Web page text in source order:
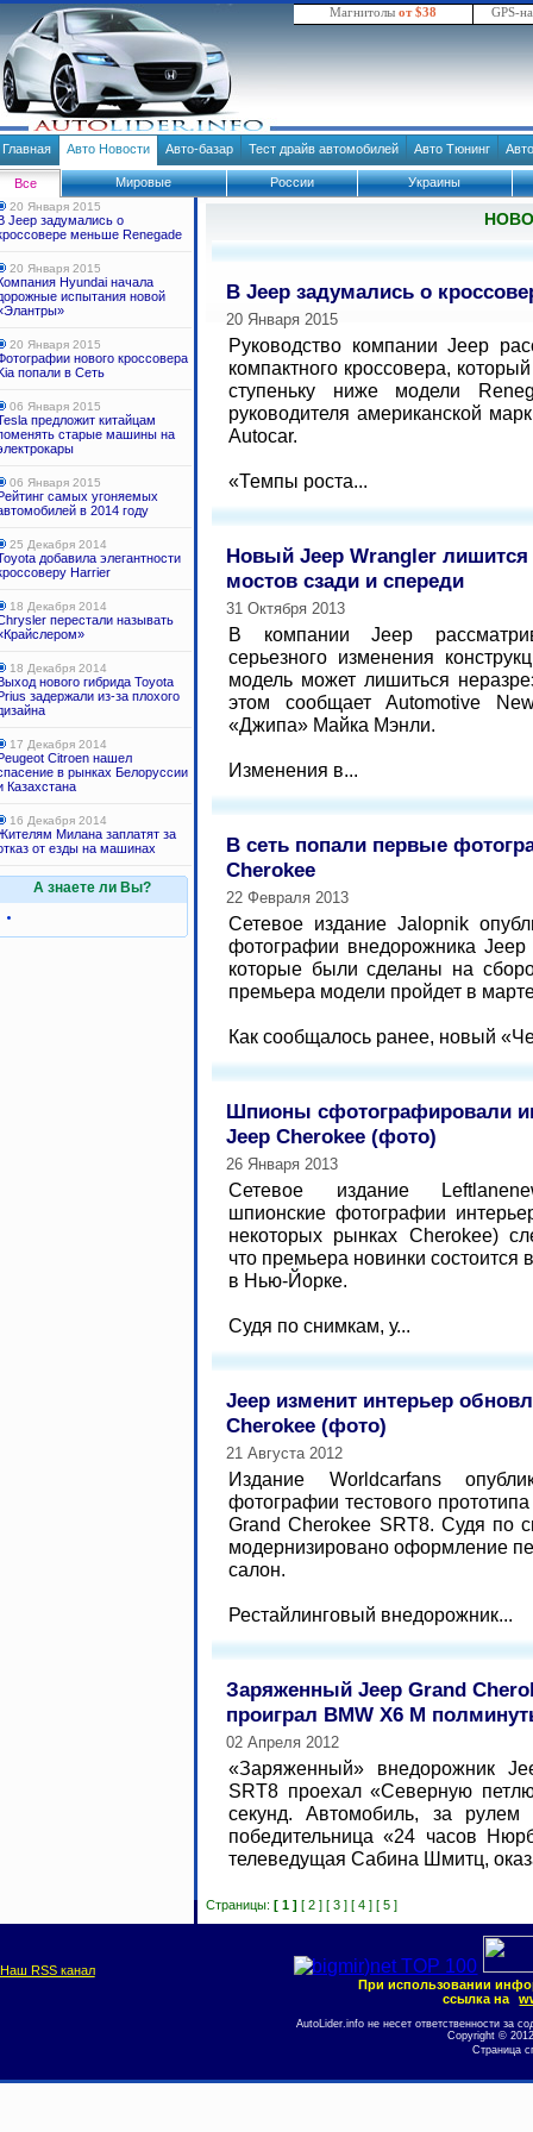
Магнитолы от $38 GPS-
Главная Авто Новости Авто-базар Тест драйв автомобилей Авто Тюнинг
Все Мировые России Украины
20 Января 2015
Jeep задумались о
меньше Renegade
20 Января 2015
Hyundai начала
испытания новой
20 Января 2015
нового кроссовера
попали в Сеть
06 Января 2015
предложит китайцам
старые машины на
06 Января 2015
самых угоняемых
в 2014 году
25 Декабря 2014
добавила элегантности
Harrier
18 Декабря 2014
перестали называть
18 Декабря 2014
нового гибрида Toyota
задержали из-за плохого
17 Декабря 2014
Citroen нашел
в рынках Белоруссии
Казахстана
16 Декабря 2014
Милана заплатят за
от езды на машинах
А знаете ли Вы?
В Jeep задумались о
20 Января 2015
Руководство компании Jeep
компактного кроссовера,
ступеньку ниже модели
руководителя американской
Autocar.
«Темпы роста...
Новый Jeep Wrangler лишится
мостов сзади и спереди
31 Октября 2013
В компании Jeep
серьезного изменения
модель может лишиться
этом сообщает Automotive
«Джипа» Майка Мэнли.
Изменения в...
В сеть попали первые
Cherokee
22 Февраля 2013
Сетевое издание Jalopnik
фотографии внедорожника
которые были сделаны на
премьера модели пройдет в
Как сообщалось ранее, новый
Шпионы сфотографировали
Jeep Cherokee (фото)
26 Января 2013
Сетевое издание
шпионские фотографии
некоторых рынках Cherokee)
что премьера новинки
в Нью-Йорке.
Судя по снимкам, у...
Jeep изменит интерьер
Cherokee (фото)
21 Августа 2012
Издание Worldcarfans
фотографии тестового
Grand Cherokee SRT8. Судя по
модернизировано оформление
салон.
Рестайлинговый внедорожник...
Заряженный Jeep Grand
проиграл BMW X6 M
02 Апреля 2012
«Заряженный» внедорожник
SRT8 проехал «Северную
секунд. Автомобиль, за рулем
победительница «24 часов
телеведущая Сабина Шмитц,
Страницы: [ 1 ] [ 2 ] [ 3 ] [ 4 ] [ 5 ]
Наш RSS канал
При использовании
ссылка на
AutoLider.info не несет ответственности за
Copyright ©
Страница